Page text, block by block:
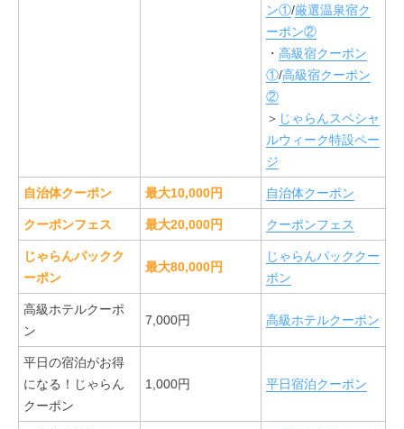
ン①/厳選温泉宿ク
ーポン②
・ 高級宿クーポン
①/高級宿クーポン
②
＞ じゃらんスペシャ
ルウィーク特設ペー
ジ
自治体クーポン 最大10,000円 自治体クーポン
クーポンフェス 最大20,000円 クーポンフェス
じゃらんパックク
ーポン
最大80,000円
じゃらんパッククー
ポン
高級ホテルクーポ
ン
7,000円 高級ホテルクーポン
平日の宿泊がお得
になる！じゃらん
クーポン
1,000円 平日宿泊クーポン